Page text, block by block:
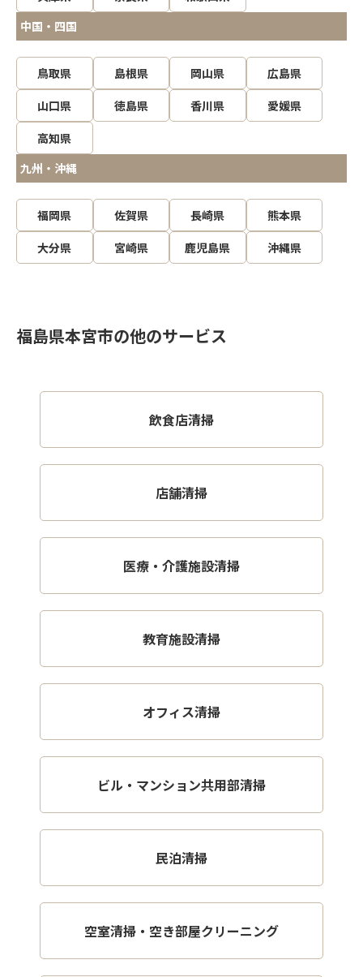
中国・四国
鳥取県 島根県 岡山県
広島県
山口県
徳島県 香川県
愛媛県
高知県
九州・沖縄
福岡県 佐賀県 長崎県
熊本県
大分県
宮崎県 鹿児島県 沖縄県
福島県本宮市の他のサービス
飲食店清掃
店舗清掃
医療・介護施設清掃
教育施設清掃
オフィス清掃
ビル・マンション共用部清掃
民泊清掃
空室清掃・空き部屋クリーニング